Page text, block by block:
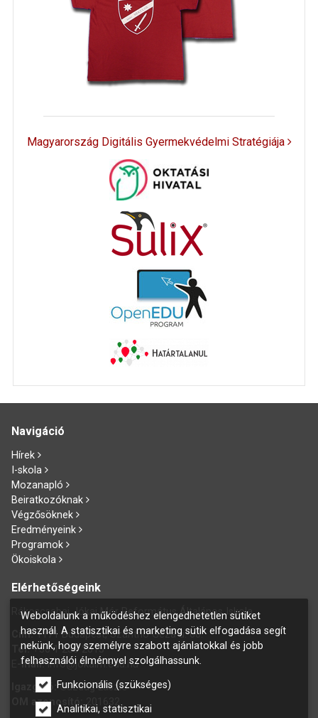
Magyarország Digitális Gyermekvédelmi Stratégiája
Navigáció
Hírek
I-skola
Mozanapló
Beiratkozóknak
Végzősöknek
Eredményeink
Programok
Ökoiskola
Elérhetőségeink
Rákoscsabai Jókai Mór Református Általános Iskola
Cím:1171 Budapest, Szánthó Géza u. 60.
Tel: +36 1 258 2015
-mail: info@jokaim.edu.hu
Igazgató:Gazdag László
OM azonosító:201632
Weboldalunk a működéshez elengedhetetlen sütiket
használ. A statisztikai és marketing sütik elfogadása segít
nekünk, hogy személyre szabott ajánlatokkal és jobb
felhasználói élménnyel szolgálhassunk.
Funkcionális (szükséges)
Analitikai, statisztikai